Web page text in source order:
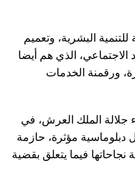
البشرية، وتعميم
الاجتماعي، الذي هم أيضا
ورقمنة الخدمات
جلالة الملك العرش، في
دبلوماسية مؤثرة، حازمة
فيما يتعلق بقضية